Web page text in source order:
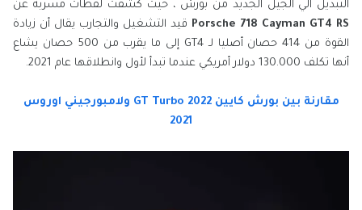
التبديل الي الجيل الجديد من بورش ، حيث كشفت لقطات مسربة عن
Porsche 718 Cayman GT4 RS
قيد التشغيل والتجارب يقال أن زيادة
القوة من 414 حصان أصليا لـ GT4 إلى ما يقرب من 500 حصان يشاع
أنها تكلف 130.000 دولار أمريكي عندما تبدأ لأول وانطلاقها عام 2021.
مقارنة بين بورش كايين 2022 GT Turbo ولامبورجيني اوروس
2021